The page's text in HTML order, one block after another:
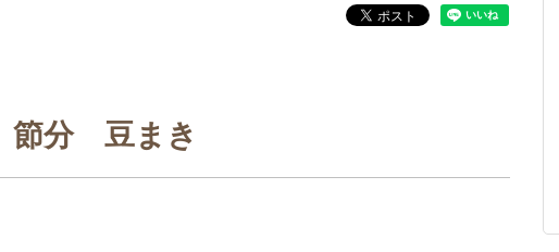
節分 豆まき